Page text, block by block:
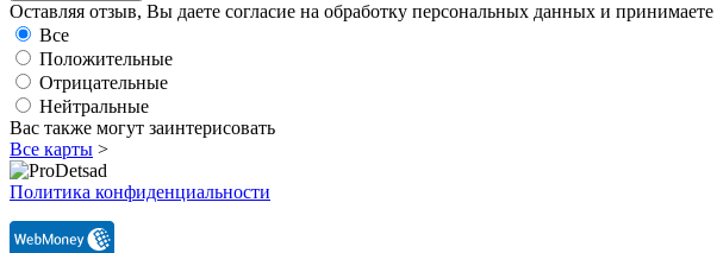
Оставляя отзыв, Вы даете согласие на обработку персональных данных и принимаете
Все
Положительные
Отрицательные
Нейтральные
Вас также могут заинтерисовать
Все карты >
Политика конфиденциальности